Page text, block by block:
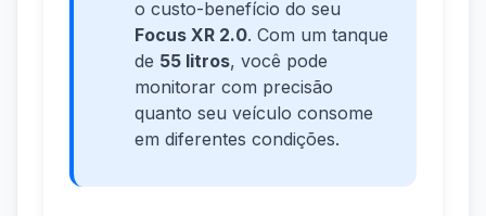
o custo-benefício do seu
Focus XR 2.0. Com um tanque
de 55 litros, você pode
monitorar com precisão
quanto seu veículo consome
em diferentes condições.